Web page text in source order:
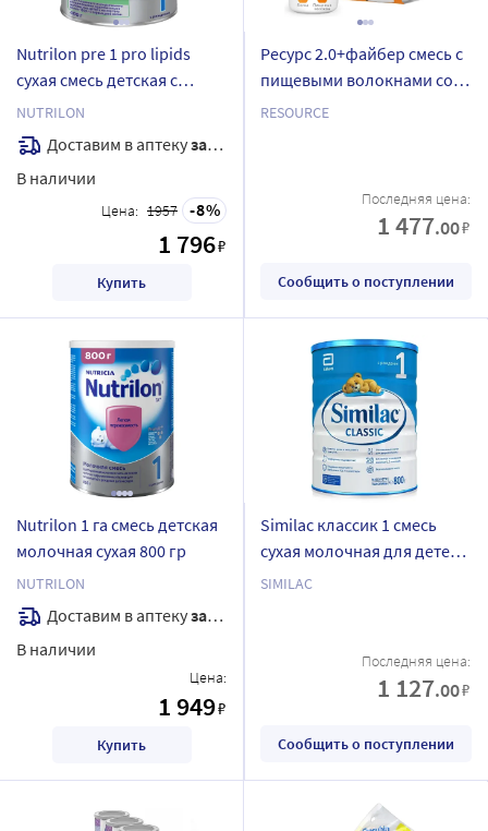
Nutrilon pre 1 pro lipids
сухая смесь детская с
молочными липидами для
недоношенных и
маловесных детей 400 гр
NUTRILON
Доставим в аптекузавтра
В наличии
Цена: 1957 8
1 796₽
Купить
Ресурс 2.0+файбер смесь с
пищевыми волокнами со
вкусом лесные ягоды для
RESOURCE
Последняя цена:
1 477.00₽
Сообщить о поступлении
Nutrilon 1 га смесь детская
молочная сухая 800 гр
NUTRILON
Доставим в аптекузавтра
В наличии
Цена:
1 949₽
Купить
Similac классик 1 смесь
сухая молочная для детей
от 0 до 6 мес 800 гр
SIMILAC
Последняя цена:
1 127.00₽
Сообщить о поступлении